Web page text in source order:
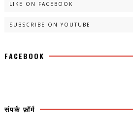
LIKE ON FACEBOOK
SUBSCRIBE ON YOUTUBE
FACEBOOK
संपर्क फ़ॉर्म